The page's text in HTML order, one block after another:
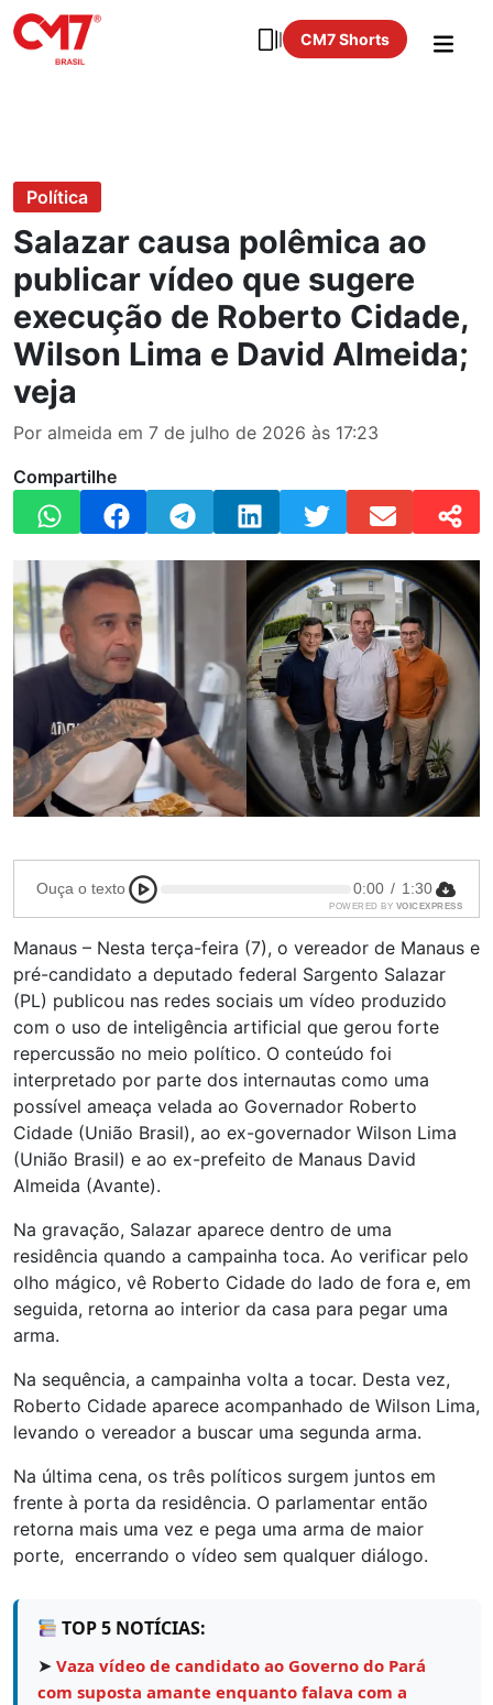
CM7 Shorts
Política
Salazar causa polêmica ao
publicar vídeo que sugere
execução de Roberto Cidade,
Wilson Lima e David Almeida;
veja
Por almeida em 7 de julho de 2026 às 17:23
Compartilhe
Ouça o texto 0:00 / 1:30
POWERED BY VOICEXPRESS
Manaus – Nesta terça-feira (7), o vereador de Manaus e
pré-candidato a deputado federal Sargento Salazar
(PL) publicou nas redes sociais um vídeo produzido
com o uso de inteligência artificial que gerou forte
repercussão no meio político. O conteúdo foi
interpretado por parte dos internautas como uma
possível ameaça velada ao Governador Roberto
Cidade (União Brasil), ao ex-governador Wilson Lima
(União Brasil) e ao ex-prefeito de Manaus David
Almeida (Avante).
Na gravação, Salazar aparece dentro de uma
residência quando a campainha toca. Ao verificar pelo
olho mágico, vê Roberto Cidade do lado de fora e, em
seguida, retorna ao interior da casa para pegar uma
arma.
Na sequência, a campainha volta a tocar. Desta vez,
Roberto Cidade aparece acompanhado de Wilson Lima,
levando o vereador a buscar uma segunda arma.
Na última cena, os três políticos surgem juntos em
frente à porta da residência. O parlamentar então
retorna mais uma vez e pega uma arma de maior
porte, encerrando o vídeo sem qualquer diálogo.
TOP 5 NOTÍCIAS:
➤ Vaza vídeo de candidato ao Governo do Pará
com suposta amante enquanto falava com a